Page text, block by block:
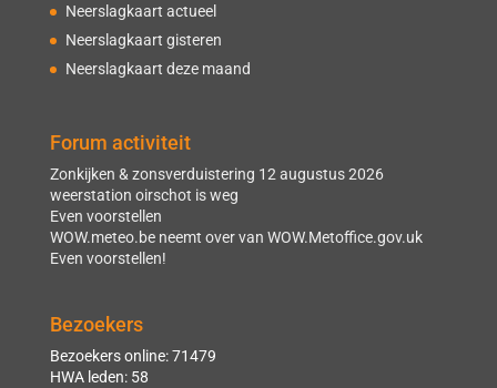
Neerslagkaart actueel
Neerslagkaart gisteren
Neerslagkaart deze maand
Forum activiteit
Zonkijken & zonsverduistering 12 augustus 2026
weerstation oirschot is weg
Even voorstellen
WOW.meteo.be neemt over van WOW.Metoffice.gov.uk
Even voorstellen!
Bezoekers
Bezoekers online: 71479
HWA leden: 58